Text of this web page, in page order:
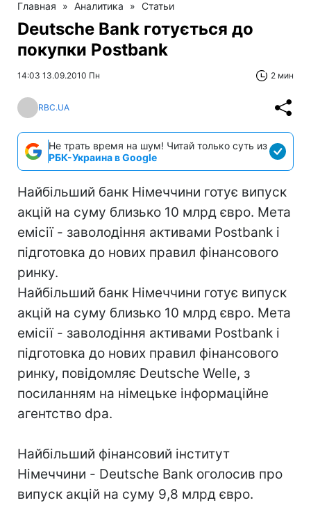
Главная » Аналитика » Статьи
Deutsche Bank готується до
покупки Postbank
14:03 13.09.2010 Пн 2 мин
RBC.UA
Не трать время на шум! Читай только суть из
РБК-Украина в Google
Найбільший банк Німеччини готує випуск
акцій на суму близько 10 млрд євро. Мета
емісії - заволодіння активами Postbank і
підготовка до нових правил фінансового
ринку.
Найбільший банк Німеччини готує випуск
акцій на суму близько 10 млрд євро. Мета
емісії - заволодіння активами Postbank і
підготовка до нових правил фінансового
ринку, повідомляє Deutsche Welle, з
посиланням на німецьке інформаційне
агентство dpa.
Найбільший фінансовий інститут
Німеччини - Deutsche Bank оголосив про
випуск акцій на суму 9,8 млрд євро.